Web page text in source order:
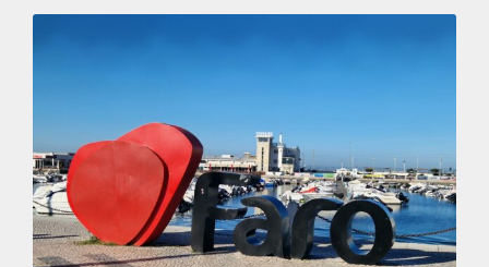
EYBA Faro 2026